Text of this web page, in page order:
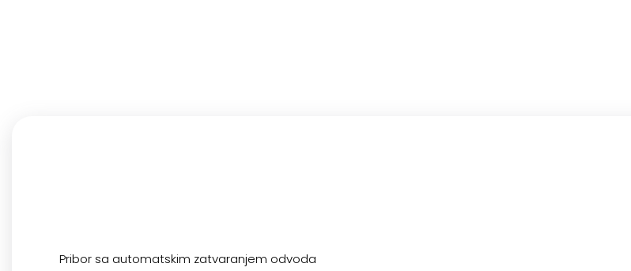
Pribor sa automatskim zatvaranjem odvoda